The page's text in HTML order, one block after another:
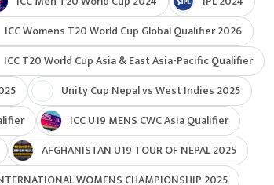
ICC Womens T20 World Cup Global Qualifier 2026
ICC T20 World Cup Asia & East Asia-Pacific Qualifier
Unity Cup Nepal vs West Indies 2025
ICC U19 MENS CWC Asia Qualifier
AFGHANISTAN U19 TOUR OF NEPAL 2025
WOMENS CHAMPIONSHIP 2025